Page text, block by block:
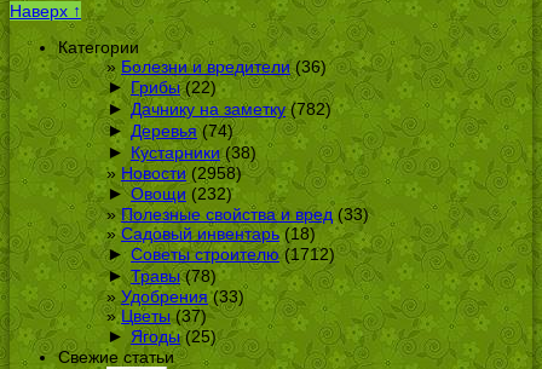
Наверх ↑
Категории
Болезни и вредители(36)
► Грибы(22)
► Дачнику на заметку(782)
► Деревья(74)
► Кустарники(38)
Новости(2958)
► Овощи (232)
Полезные свойства и вред(33)
Садовый инвентарь (18)
► Советы строителю(1712)
► Травы(78)
Удобрения(33)
Цветы(37)
► Ягоды(25)
Свежие статьи